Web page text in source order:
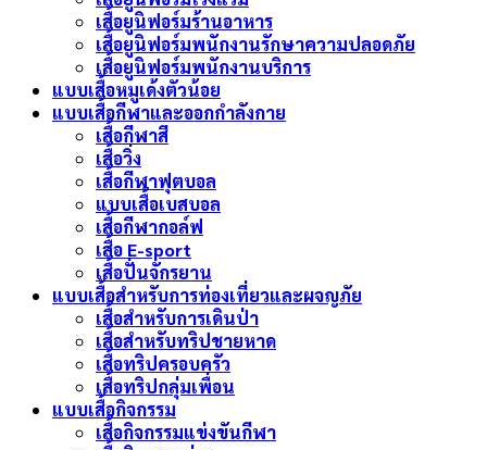
เสื้อยูนิฟอร์มร้านอาหาร
เสื้อยูนิฟอร์มพนักงานรักษาความปลอดภัย
เสื้อยูนิฟอร์มพนักงานบริการ
แบบเสื้อหมูเด้งตัวน้อย
แบบเสื้อกีฬาและออกกำลังกาย
เสื้อกีฬาสี
เสื้อวิ่ง
เสื้อกีฬาฟุตบอล
แบบเสื้อเบสบอล
เสื้อกีฬากอล์ฟ
เสื้อ E-sport
เสื้อปั่นจักรยาน
แบบเสื้อสำหรับการท่องเที่ยวและผจญภัย
เสื้อสำหรับการเดินป่า
เสื้อสำหรับทริปชายหาด
เสื้อทริปครอบครัว
เสื้อทริปกลุ่มเพื่อน
แบบเสื้อกิจกรรม
เสื้อกิจกรรมแข่งขันกีฬา